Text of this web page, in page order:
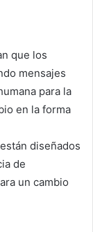
que los
mensajes
para la
en la forma
diseñados
de
un cambio